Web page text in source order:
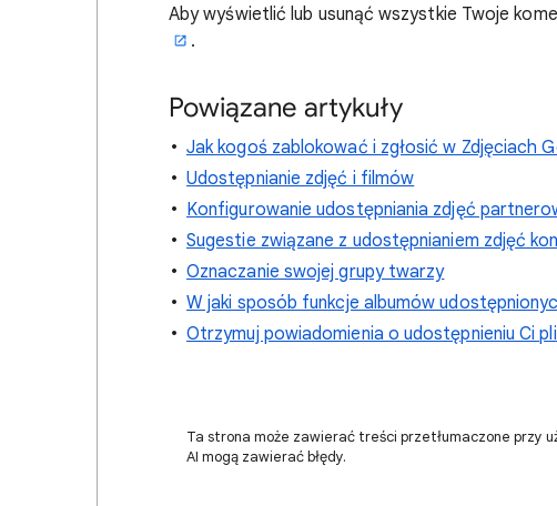
Aby wyświetlić lub usunąć wszystkie Twoje
.
Powiązane artykuły
Jak kogoś zablokować i zgłosić w Zdjęciach
Udostępnianie zdjęć i filmów
Konfigurowanie udostępniania zdjęć
Sugestie związane z udostępnianiem zdjęć
Oznaczanie swojej grupy twarzy
W jaki sposób funkcje albumów
Otrzymuj powiadomienia o udostępnieniu Ci
Ta strona może zawierać treści przetłumaczone przy
AI mogą zawierać błędy.